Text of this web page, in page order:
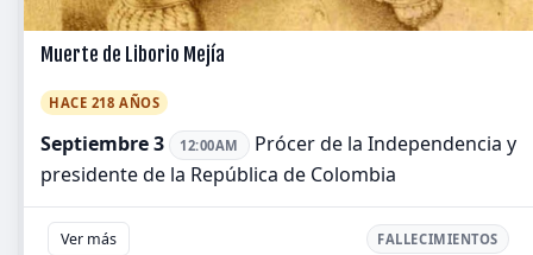
Muerte de Liborio Mejía
HACE 218 AÑOS
Septiembre 3 12:00AM
Prócer de la Independencia y
presidente de la República de Colombia
Ver más FALLECIMIENTOS